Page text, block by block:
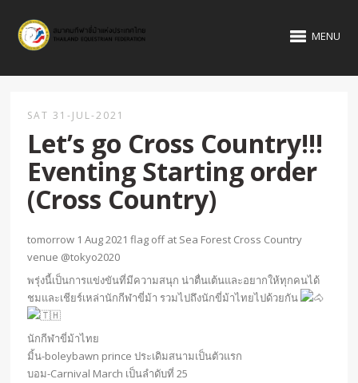
MENU
SAT 31-JUL-2021
Let’s go Cross Country!!!
Eventing Starting order
(Cross Country)
tomorrow 1 Aug 2021 flag off at Sea Forest Cross Country
venue @tokyo2020
พรุ่งนี้เป็นการแข่งขันที่มีความสนุก น่าตื่นเต้นและอยากให้ทุกคนได้
ชมและเชียร์เหล่านักกีฬาขี่ม้า รวมไปถึงนักขี่ม้าไทยไปด้วยกัน
นักกีฬาขี่ม้าไทย
มิ้น-boleybawn prince ประเดิมสนามเป็นตัวแรก
บอม-Carnival March เป็นลำดับที่ 25